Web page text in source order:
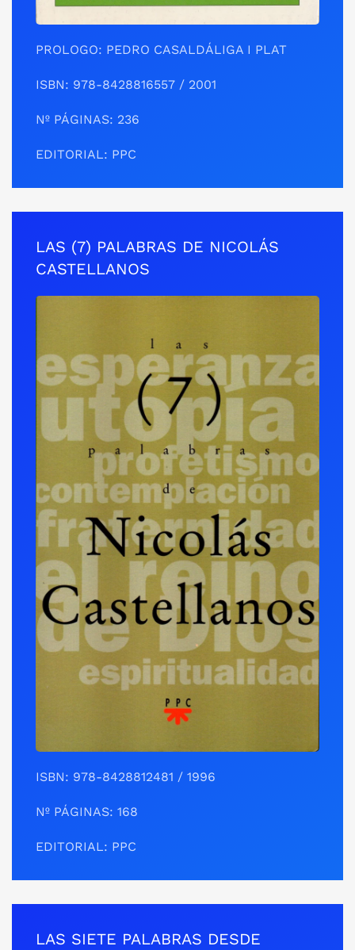
PROLOGO: PEDRO CASALDÁLIGA I PLAT
ISBN: 978-8428816557 / 2001
Nº PÁGINAS: 236
EDITORIAL: PPC
LAS (7) PALABRAS DE NICOLÁS
CASTELLANOS
ISBN: ‎978-8428812481 / 1996
Nº PÁGINAS: 168
EDITORIAL: PPC
LAS SIETE PALABRAS DESDE